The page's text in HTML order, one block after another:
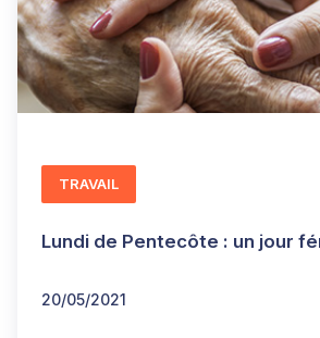
Lundi de Pentecôte : un jour
20/05/2021
TRAVAIL